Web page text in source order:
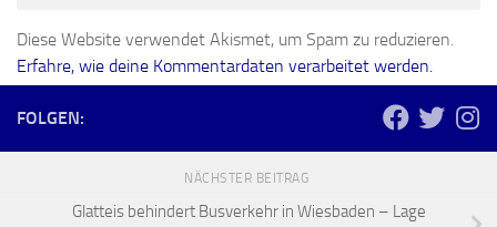
Diese Website verwendet Akismet, um Spam zu reduzieren.
Erfahre, wie deine Kommentardaten verarbeitet werden.
FOLGEN:
NÄCHSTER BEITRAG
Glatteis behindert Busverkehr in Wiesbaden – Lage